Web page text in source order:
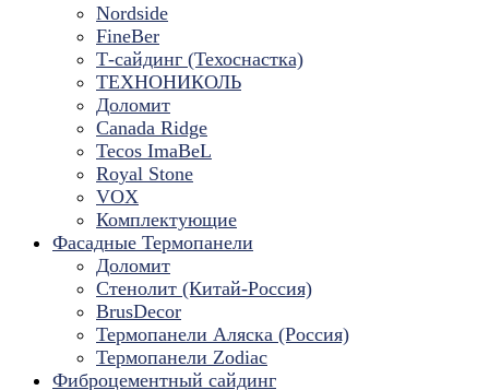
Nordside
FineBer
Т-сайдинг (Техоснастка)
ТЕХНОНИКОЛЬ
Доломит
Canada Ridge
Tecos ImaBeL
Royal Stone
VOX
Комплектующие
Фасадные Термопанели
Доломит
Стенолит (Китай-Россия)
BrusDecor
Термопанели Аляска (Россия)
Термопанели Zodiac
Фиброцементный сайдинг